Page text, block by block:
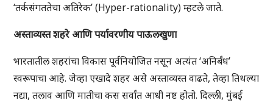
‘तर्कसंगततेचा अतिरेक’ (Hyper-rationality) म्हटले जाते.
अस्ताव्यस्त शहरे आणि पर्यावरणीय पाऊलखुणा
भारतातील शहरांचा विकास पूर्वनियोजित नसून अत्यंत ‘अनिर्बंध’
स्वरूपाचा आहे. जेव्हा एखादे शहर असे अस्ताव्यस्त वाढते, तेव्हा तिथल्या
नद्या, तलाव आणि मातीचा कस सर्वांत आधी नष्ट होतो. दिल्ली, मुंबई